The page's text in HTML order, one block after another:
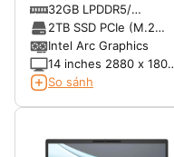
Processor (8 lõi) - Max
Turbo Frequency: 5. 10
GHz
32GB LPDDR5/
8533MHz
2TB SSD PCIe (M.2
2280)
Intel Arc Graphics
14 inches 2880 x 1800
pixels Tấm nền Oled
So sánh